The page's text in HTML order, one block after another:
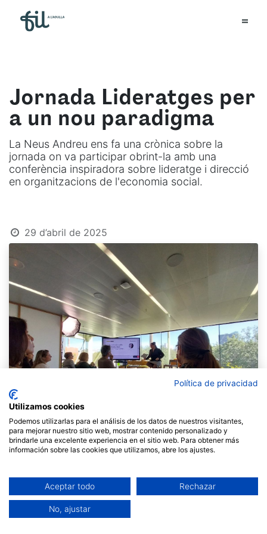
Jornada Lideratges per
a un nou paradigma
La Neus Andreu ens fa una crònica sobre la
jornada on va participar obrint-la amb una
conferència inspiradora sobre lideratge i direcció
en organitzacions de l'economia social.
29 d’abril de 2025
El dijous passat ens van convidar a donar una xerrada
Jornada Lideratges per a un nou paradigma en
el marc de #DiesInnoBAi al nou equipament Lidera de
Barcelona Activa.
Política de privacidad
Utilizamos cookies
Podemos utilizarlas para el análisis de los datos de nuestros visitantes,
para mejorar nuestro sitio web, mostrar contenido personalizado y
brindarle una excelente experiencia en el sitio web. Para obtener más
información sobre las cookies que utilizamos, abre los ajustes.
Aceptar todo Rechazar
No, ajustar